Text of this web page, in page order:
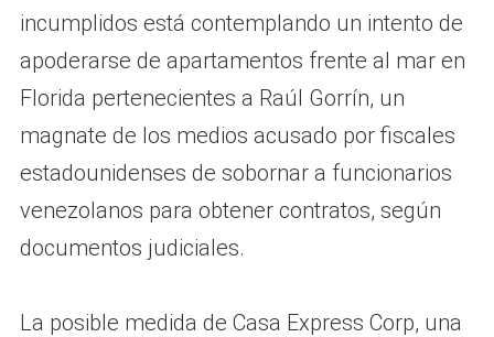
incumplidos está contemplando un intento de
apoderarse de apartamentos frente al mar en
Florida pertenecientes a Raúl Gorrín, un
magnate de los medios acusado por fiscales
estadounidenses de sobornar a funcionarios
venezolanos para obtener contratos, según
documentos judiciales.
La posible medida de Casa Express Corp, una